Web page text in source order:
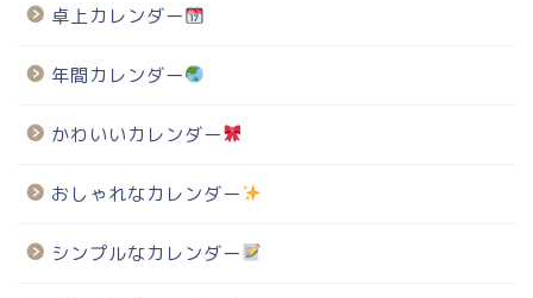
卓上カレンダー
年間カレンダー
かわいいカレンダー
おしゃれなカレンダー
シンプルなカレンダー